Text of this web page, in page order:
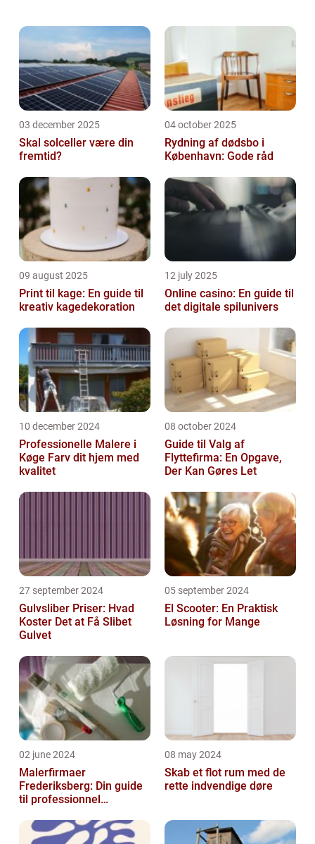
kan også være ideelt at kontakte...
03 december 2025
Skal solceller være din
fremtid?
04 october 2025
Rydning af dødsbo i
København: Gode råd
09 august 2025
Print til kage: En guide til
kreativ kagedekoration
12 july 2025
Online casino: En guide til
det digitale spilunivers
10 december 2024
Professionelle Malere i
Køge Farv dit hjem med
kvalitet
08 october 2024
Guide til Valg af
Flyttefirma: En Opgave,
Der Kan Gøres Let
27 september 2024
Gulvsliber Priser: Hvad
Koster Det at Få Slibet
Gulvet
05 september 2024
El Scooter: En Praktisk
Løsning for Mange
02 june 2024
Malerfirmaer
Frederiksberg: Din guide
til professionnel
08 may 2024
Skab et flot rum med de
rette indvendige døre